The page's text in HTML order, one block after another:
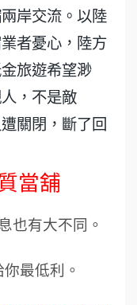
岸交流。以陸
者憂心，陸方
旅遊希望渺
，不是敵
關閉，斷了回
。
當舖
也有大不同。
最低利。